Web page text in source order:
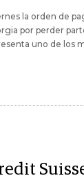
la orden de
por perder
uno de los